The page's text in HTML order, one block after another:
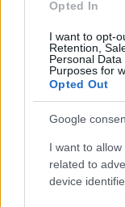
Opted In
I want to opt-
Retention,
Personal
Purposes for
Opted Out
Google
I want to
related to
device
Εξαρθρώθηκε
-Πώς
[βίντεο &